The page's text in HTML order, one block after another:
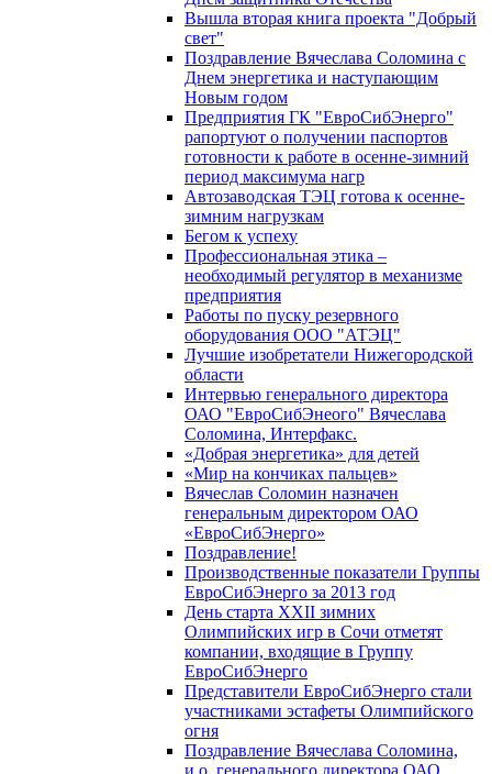
Вышла вторая книга проекта "Добрый
свет"
Поздравление Вячеслава Соломина с
Днем энергетика и наступающим
Новым годом
Предприятия ГК "ЕвроСибЭнерго"
рапортуют о получении паспортов
готовности к работе в осенне-зимний
период максимума нагр
Автозаводская ТЭЦ готова к осенне-
зимним нагрузкам
Бегом к успеху
Профессиональная этика –
необходимый регулятор в механизме
предприятия
Работы по пуску резервного
оборудования ООО "АТЭЦ"
Лучшие изобретатели Нижегородской
области
Интервью генерального директора
ОАО "ЕвроСибЭнеого" Вячеслава
Соломина, Интерфакс.
«Добрая энергетика» для детей
«Мир на кончиках пальцев»
Вячеслав Соломин назначен
генеральным директором ОАО
«ЕвроСибЭнерго»
Поздравление!
Производственные показатели Группы
ЕвроСибЭнерго за 2013 год
День старта XXII зимних
Олимпийских игр в Сочи отметят
компании, входящие в Группу
ЕвроСибЭнерго
Представители ЕвроСибЭнерго стали
участниками эстафеты Олимпийского
огня
Поздравление Вячеслава Соломина,